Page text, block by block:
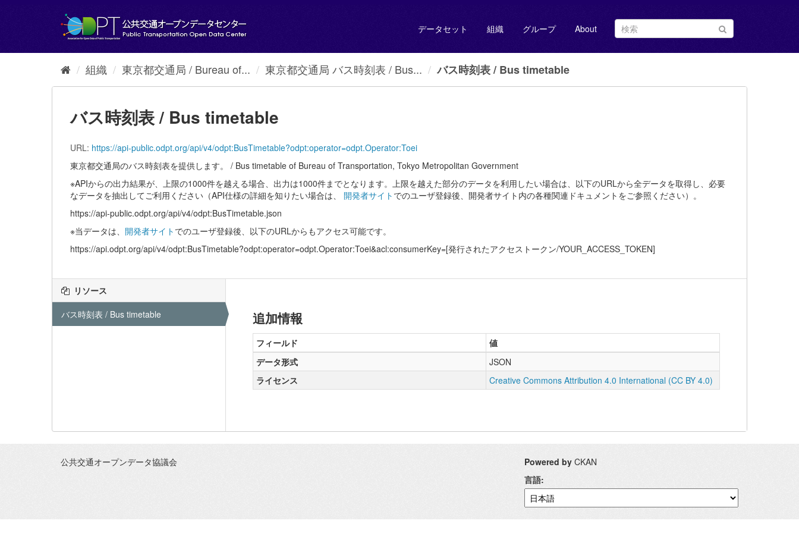
し
データセット 組織 グループ About
組織 東京都交通局 / Bureau of... 東京都交通局 バス時刻表 / Bus... バス時刻表 / Bus timetable
バス時刻表 / Bus timetable
URL: https://api-public.odpt.org/api/v4/odpt:BusTimetable?odpt:operator=odpt.Operator:Toei
東京都交通局のバス時刻表を提供します。 / Bus timetable of Bureau of Transportation, Tokyo Metropolitan Government
※APIからの出力結果が、上限の1000件を越える場合、出力は1000件までとなります。上限を越えた部分のデータを利用したい場合は、以下のURLから全データを取得し、必要
なデータを抽出してご利用ください（API仕様の詳細を知りたい場合は、 開発者サイト でのユーザ登録後、開発者サイト内の各種関連ドキュメントをご参照ください）。
https://api-public.odpt.org/api/v4/odpt:BusTimetable.json
※当データは、 開発者サイト でのユーザ登録後、以下のURLからもアクセス可能です。
https://api.odpt.org/api/v4/odpt:BusTimetable?odpt:operator=odpt.Operator:Toei&acl:consumerKey=[発行されたアクセストークン/YOUR_ACCESS_TOKEN]
リソース
バス時刻表 / Bus timetable
追加情報
フィールド
値
データ形式
JSON
ライセンス
Creative Commons Attribution 4.0 International (CC BY 4.0)
公共交通オープンデータ協議会 Powered by CKAN
言語